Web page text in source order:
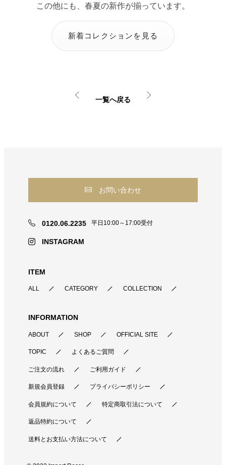
この他にも、春夏の新作が揃っています。
新着コレクションを見る
一覧へ戻る
お問い合わせ
0120.06.2235 平日10:00～17:00受付
INSTAGRAM
ITEM
ALL CATEGORY COLLECTION
INFORMATION
ABOUT SHOP OFFICIAL SITE
TOPIC よくあるご質問
ご注文の流れ ご利用ガイド
新規会員登録 プライバシーポリシー
会員規約について 特定商取引法について
返品特約について
送料とお支払い方法について